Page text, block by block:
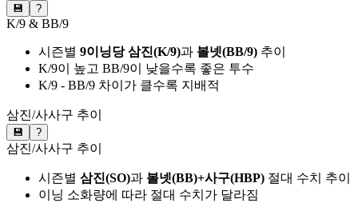
💾 ?
K/9 & BB/9
시즌별 9이닝당 삼진(K/9)과 볼넷(BB/9) 추이
K/9이 높고 BB/9이 낮을수록 좋은 투수
K/9 - BB/9 차이가 클수록 지배적
삼진/사사구 추이
💾 ?
삼진/사사구 추이
시즌별 삼진(SO)과 볼넷(BB)+사구(HBP) 절대 수치 추이
이닝 소화량에 따라 절대 수치가 달라짐